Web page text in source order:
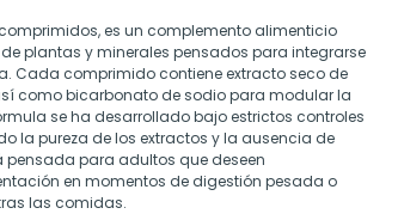
comprimidos, es un complemento alimenticio
plantas y minerales pensados para integrarse
Cada comprimido contiene extracto seco de
como bicarbonato de sodio para modular la
se ha desarrollado bajo estrictos controles
la pureza de los extractos y la ausencia de
pensada para adultos que deseen
en momentos de digestión pesada o
las comidas.